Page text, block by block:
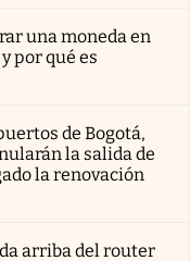
una moneda en
por qué es
de Bogotá,
la salida de
la renovación
arriba del router